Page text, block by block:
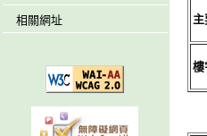
相關網址 主
樓